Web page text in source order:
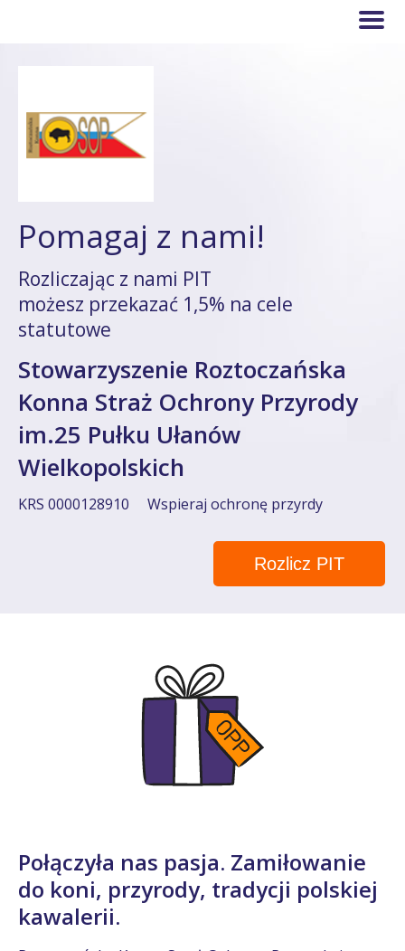
Pomagaj z nami!
Rozliczając z nami PIT
możesz przekazać 1,5% na cele
statutowe
Stowarzyszenie Roztoczańska
Konna Straż Ochrony Przyrody
im.25 Pułku Ułanów
Wielkopolskich
KRS 0000128910 Wspieraj ochronę przyrdy
Rozlicz PIT
Połączyła nas pasja. Zamiłowanie
do koni, przyrody, tradycji polskiej
kawalerii.